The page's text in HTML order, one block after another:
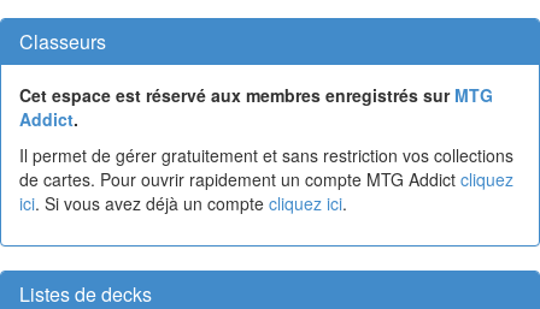
Classeurs
Cet espace est réservé aux membres enregistrés sur MTG
Addict.
Il permet de gérer gratuitement et sans restriction vos collections
de cartes. Pour ouvrir rapidement un compte MTG Addict cliquez
ici. Si vous avez déjà un compte cliquez ici.
Listes de decks